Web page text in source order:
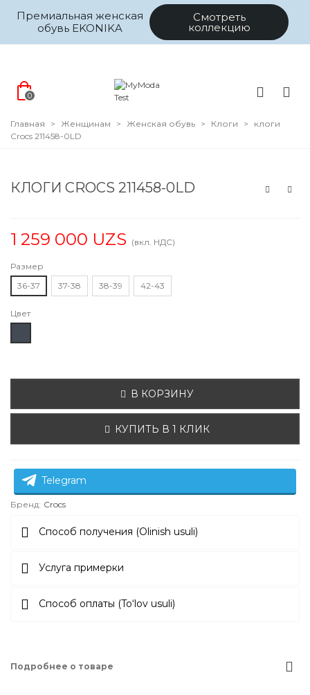
Премиальная женская
обувь EKONIKA
Смотреть
коллекцию
0
Главная > Женщинам > Женская обувь > Клоги >
клоги
Crocs 211458-0LD
КЛОГИ CROCS 211458-0LD
1 259 000 UZS (вкл. НДС)
Размер
36-37
37-38 38-39 42-43
Цвет
В КОРЗИНУ
КУПИТЬ В 1 КЛИК
Telegram
Бренд: Crocs
Способ получения (Olinish usuli)
Услуга примерки
Способ оплаты (To‘lov usuli)
Подробнее о товаре